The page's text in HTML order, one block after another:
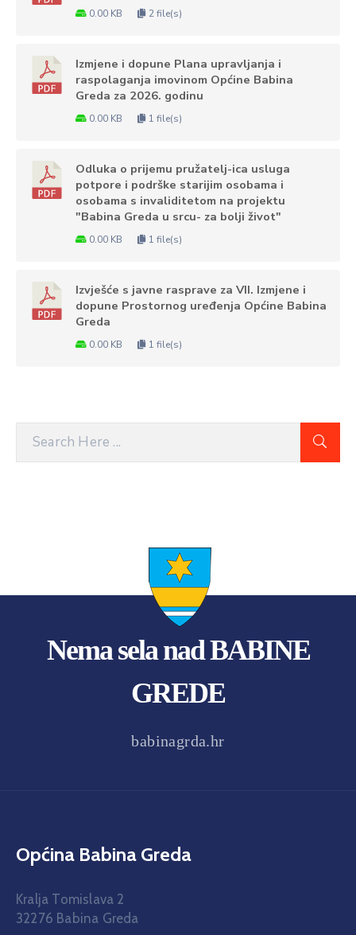
0.00 KB 2 file(s)
Izmjene i dopune Plana upravljanja i
raspolaganja imovinom Općine Babina
Greda za 2026. godinu
0.00 KB 1 file(s)
Odluka o prijemu pružatelj-ica usluga
potpore i podrške starijim osobama i
osobama s invaliditetom na projektu
"Babina Greda u srcu- za bolji život"
0.00 KB 1 file(s)
Izvješće s javne rasprave za VII. Izmjene i
dopune Prostornog uređenja Općine Babina
Greda
0.00 KB 1 file(s)
Nema sela nad BABINE
GREDE
babinagrda.hr
Općina Babina Greda
Kralja Tomislava 2
32276 Babina Greda